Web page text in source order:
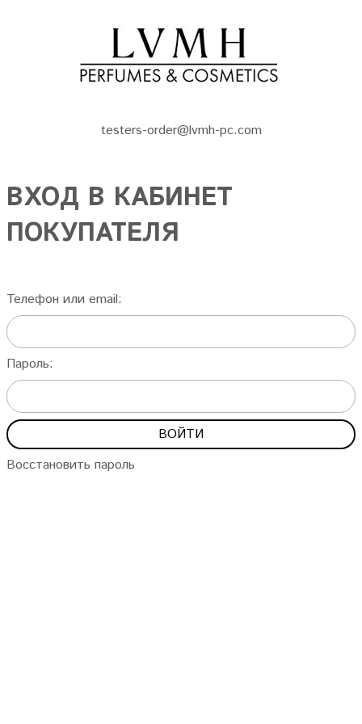
testers-order@lvmh-pc.com
ВХОД В КАБИНЕТ
ПОКУПАТЕЛЯ
Телефон или email:
Пароль:
Восстановить пароль